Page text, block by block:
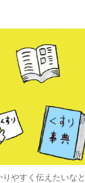
やすく伝えたい